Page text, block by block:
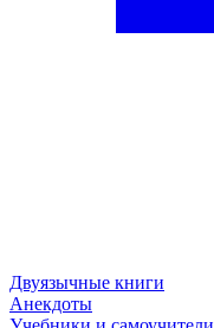
Двуязычные книги
Анекдоты